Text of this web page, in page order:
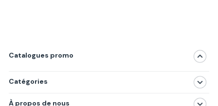
Catalogues promo
Catégories
À propos de nous